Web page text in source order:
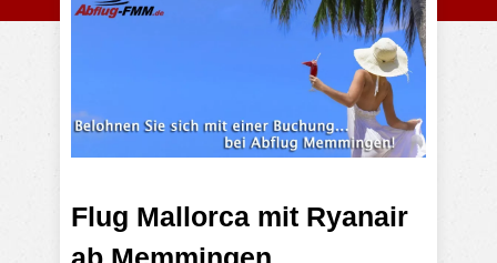
Flug Mallorca mit Ryanair